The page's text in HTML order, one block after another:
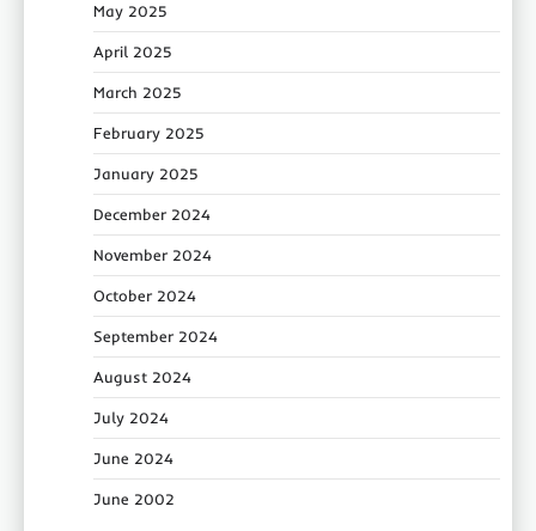
May 2025
April 2025
March 2025
February 2025
January 2025
December 2024
November 2024
October 2024
September 2024
August 2024
July 2024
June 2024
June 2002